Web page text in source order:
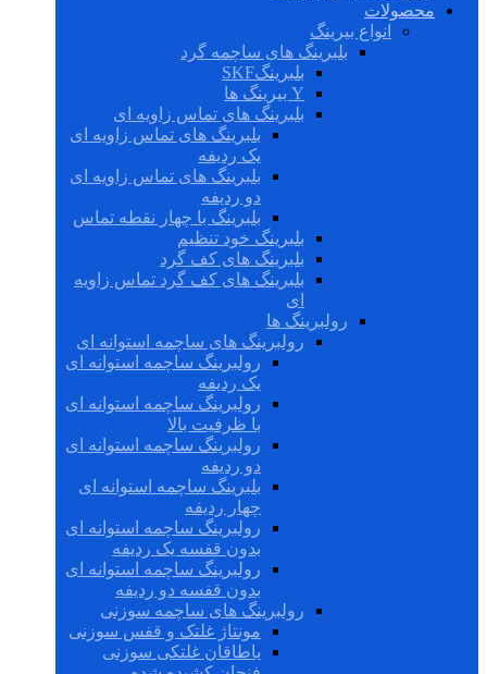
محصولات
انواع بیرینگ
بلبرینگ های ساچمه گرد
بلبرینگSKF
Y بیرینگ ها
بلبرینگ های تماس زاویه ای
بلبرینگ های تماس زاویه ای
یک ردیفه
بلبرینگ های تماس زاویه ای
دو ردیفه
بلبرینگ با چهار نقطه تماس
بلبرینگ خود تنظیم
بلبرینگ های کف گرد
بلبرینگ های کف گرد تماس زاویه
ای
رولبرینگ ها
رولبرینگ های ساچمه استوانه ای
رولبرینگ ساچمه استوانه ای
یک ردیفه
رولبرینگ ساچمه استوانه ای
با ظرفیت بالا
رولبرینگ ساچمه استوانه ای
دو ردیفه
بلبرینگ ساچمه استوانه ای
چهار ردیفه
رولبرینگ ساچمه استوانه ای
بدون قفسه یک ردیفه
رولبرینگ ساچمه استوانه ای
بدون قفسه دو ردیفه
رولبرینگ های ساچمه سوزنی
مونتاژ غلتک و قفس سوزنی
یاطاقان غلتکی سوزنی